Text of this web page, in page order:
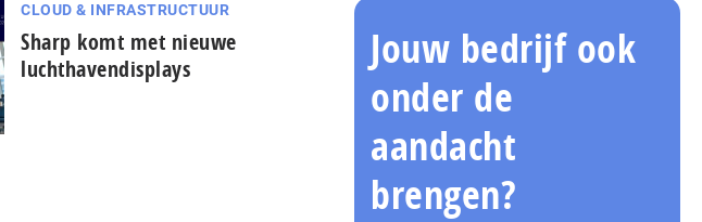
CLOUD & INFRASTRUCTUUR
Sharp komt met nieuwe
luchthavendisplays
Jouw bedrijf ook
onder de
aandacht
brengen?